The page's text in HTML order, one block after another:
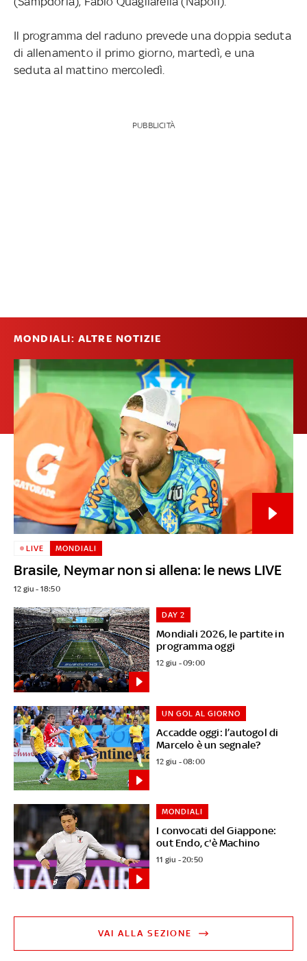
Il programma del raduno prevede una doppia seduta
di allenamento il primo giorno, martedì, e una
seduta al mattino mercoledì.
PUBBLICITÀ
MONDIALI: ALTRE NOTIZIE
Brasile, Neymar non si allena: le news LIVE
LIVE MONDIALI
12 giu - 18:50
Mondiali 2026, le partite in
programma oggi
DAY 2
12 giu - 09:00
Accadde oggi: l’autogol di
Marcelo è un segnale?
UN GOL AL GIORNO
12 giu - 08:00
I convocati del Giappone:
out Endo, c'è Machino
MONDIALI
11 giu - 20:50
VAI ALLA SEZIONE